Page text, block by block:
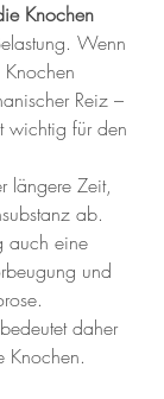
Knochen
Wenn
Reiz –
wichtig für den
längere Zeit,
ab.
auch eine
und
daher
Knochen.